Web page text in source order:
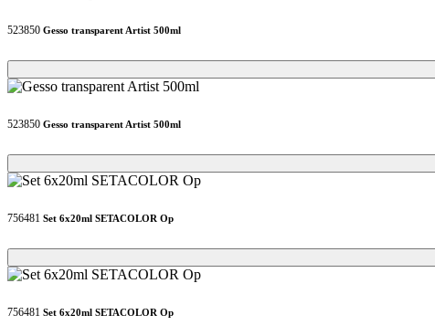
523850 Gesso transparent Artist 500ml
Loading...
Loading...
523850 Gesso transparent Artist 500ml
Loading...
Loading...
756481 Set 6x20ml SETACOLOR Op
Loading...
Loading...
756481 Set 6x20ml SETACOLOR Op